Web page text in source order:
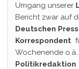
Umgang unserer
Bericht zwar auf
Deutschen
Korrespondent
Wochenende
Politikredaktion